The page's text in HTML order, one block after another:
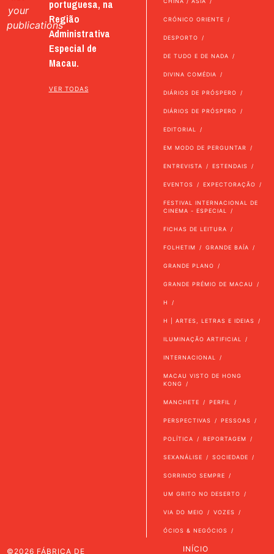
your
publications
portuguesa, na
Região
Administrativa
Especial de
Macau.
VER TODAS
CRÓNICO ORIENTE
DESPORTO
DE TUDO E DE NADA
DIVINA COMÉDIA
DIÁRIOS DE PRÓSPERO
DIÁRIOS DE PRÓSPERO
EDITORIAL
EM MODO DE PERGUNTAR
ENTREVISTA ESTENDAIS
EVENTOS EXPECTORAÇÃO
FESTIVAL INTERNACIONAL DE
CINEMA - ESPECIAL
FICHAS DE LEITURA
FOLHETIM GRANDE BAÍA
GRANDE PLANO
GRANDE PRÉMIO DE MACAU
H
H | ARTES, LETRAS E IDEIAS
ILUMINAÇÃO ARTIFICIAL
INTERNACIONAL
MACAU VISTO DE HONG
KONG
MANCHETE PERFIL
PERSPECTIVAS PESSOAS
POLÍTICA REPORTAGEM
SEXANÁLISE SOCIEDADE
SORRINDO SEMPRE
UM GRITO NO DESERTO
VIA DO MEIO VOZES
ÓCIOS & NEGÓCIOS
©2026 FÁBRICA DE INÍCIO